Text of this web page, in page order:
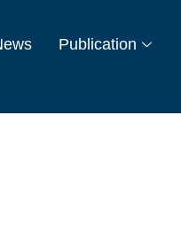
Publication